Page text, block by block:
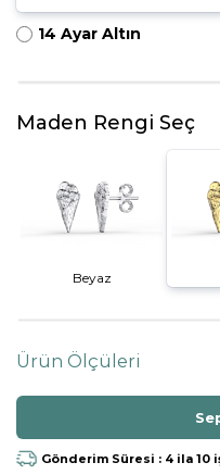
14 Ayar Altın
Maden Rengi Seç
Beyaz
Ürün Ölçüleri
Gönderim Süresi : 4 ila 10